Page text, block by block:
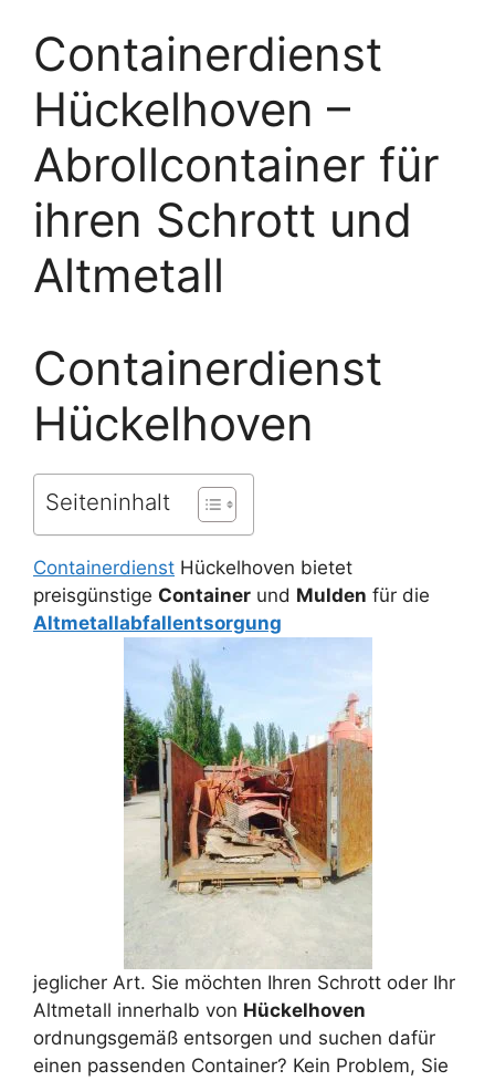
Containerdienst
Hückelhoven –
Abrollcontainer für
ihren Schrott und
Altmetall
Containerdienst
Hückelhoven
Seiteninhalt
Containerdienst Hückelhoven bietet
preisgünstige Container und Mulden für die
Altmetallabfallentsorgung
jeglicher Art. Sie möchten Ihren Schrott oder Ihr
Altmetall innerhalb von Hückelhoven
ordnungsgemäß entsorgen und suchen dafür
einen passenden Container? Kein Problem, Sie